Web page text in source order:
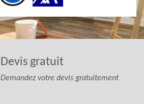
Devis gratuit
Demandez votre devis gratuitement